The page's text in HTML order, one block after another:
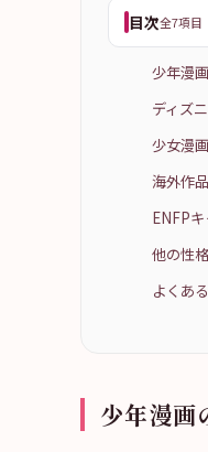
目次全7項目
少年漫
ディズ
少女漫
海外作
ENFP
他の性
よくあ
少年漫